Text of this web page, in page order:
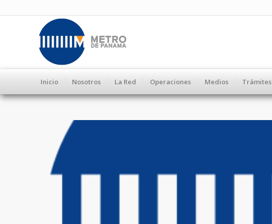
Inicio Nosotros La Red Operaciones Medios Trámites